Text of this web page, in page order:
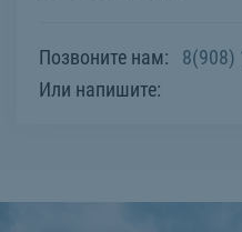
Позвоните нам:
8(908)
Или напишите: